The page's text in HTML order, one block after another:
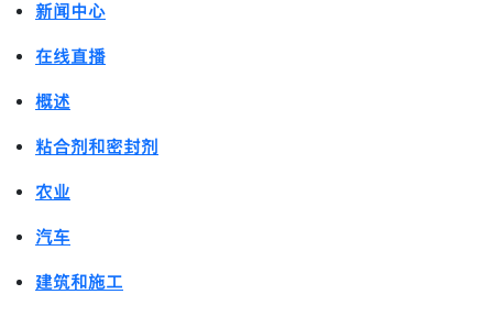
新闻中心
在线直播
概述
粘合剂和密封剂
农业
汽车
建筑和施工